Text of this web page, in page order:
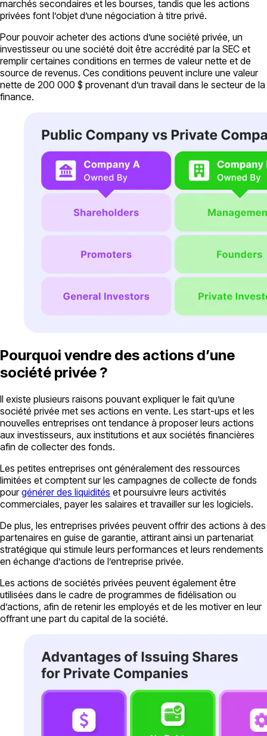
marchés secondaires et les bourses, tandis que les actions
privées font l’objet d’une négociation à titre privé.
Pour pouvoir acheter des actions d’une société privée, un
investisseur ou une société doit être accrédité par la SEC et
remplir certaines conditions en termes de valeur nette et de
source de revenus. Ces conditions peuvent inclure une valeur
nette de 200 000 $ provenant d’un travail dans le secteur de la
finance.
Pourquoi vendre des actions d’une
société privée ?
Il existe plusieurs raisons pouvant expliquer le fait qu’une
société privée met ses actions en vente. Les start-ups et les
nouvelles entreprises ont tendance à proposer leurs actions
aux investisseurs, aux institutions et aux sociétés financières
afin de collecter des fonds.
Les petites entreprises ont généralement des ressources
limitées et comptent sur les campagnes de collecte de fonds
pourgénérer des liquidités et poursuivre leurs activités
commerciales, payer les salaires et travailler sur les logiciels.
De plus, les entreprises privées peuvent offrir des actions à des
partenaires en guise de garantie, attirant ainsi un partenariat
stratégique qui stimule leurs performances et leurs rendements
en échange d’actions de l’entreprise privée.
Les actions de sociétés privées peuvent également être
utilisées dans le cadre de programmes de fidélisation ou
d’actions, afin de retenir les employés et de les motiver en leur
offrant une part du capital de la société.